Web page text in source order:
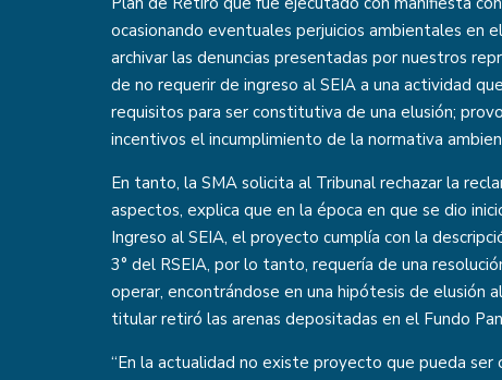
ocasionando eventuales perjuicios ambientales en
archivar las denuncias presentadas por nuestros
de no requerir de ingreso al SEIA a una actividad
requisitos para ser constitutiva de una elusión;
incentivos el incumplimiento de la normativa
En tanto, la SMA solicita al Tribunal rechazar la
aspectos, explica que en la época en que se dio
Ingreso al SEIA, el proyecto cumplía con la
3° del RSEIA, por lo tanto, requería de una
operar, encontrándose en una hipótesis de elusión
titular retiró las arenas depositadas en el Fundo
“En la actualidad no existe proyecto que pueda